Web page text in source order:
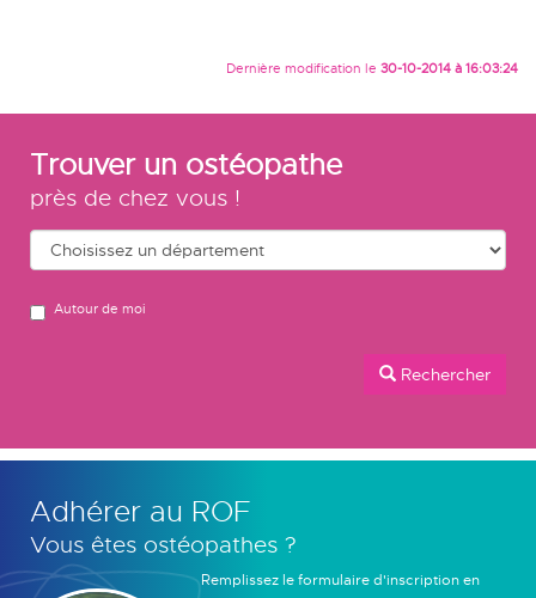
Dernière modification le 30-10-2014 à 16:03:24
Trouver un ostéopathe
près de chez vous !
Autour de moi
Rechercher
Adhérer au ROF
Vous êtes ostéopathes ?
Remplissez le formulaire d'inscription en